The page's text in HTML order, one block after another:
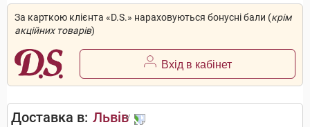
За карткою клієнта «D.S.» нараховуються бонусні бали (крім
акційних товарів)
Вхід в кабінет
Доставка в: Львів